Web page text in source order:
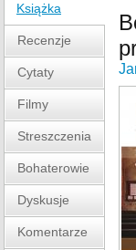
Książka
Recenzje
Cytaty
Filmy
Streszczenia
Bohaterowie
Dyskusje
Komentarze